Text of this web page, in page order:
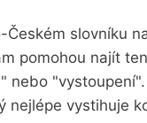
Českém slovníku
pomohou najít
nebo
nejlépe vystihuje